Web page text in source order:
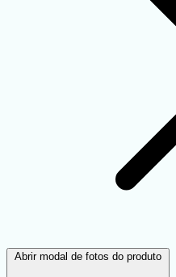
Abrir modal de fotos do produto